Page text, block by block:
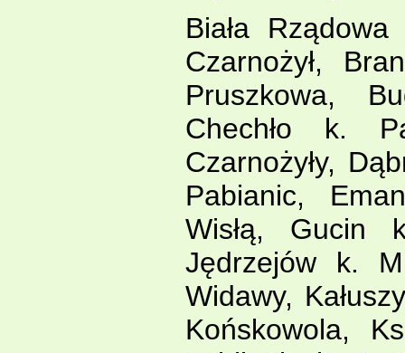
Biała
Czarnożył,
Pruszkowa,
Chechło k.
Czarnożyły,
Pabianic,
Wisłą, Gucin
Jędrzejów k.
Widawy,
Końskowola,